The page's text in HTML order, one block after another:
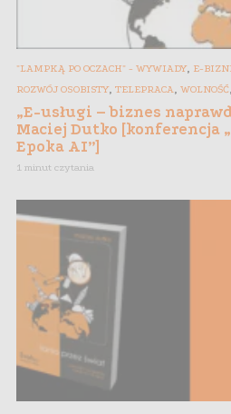
"LAMPKĄ PO OCZACH" - WYWIADY, E-
ROZWÓJ OSOBISTY, TELEPRACA WOLNOŚĆ
„E-usługi – biznes
Maciej Dutko [konferencja
Epoka AI”]
1 minut czytania